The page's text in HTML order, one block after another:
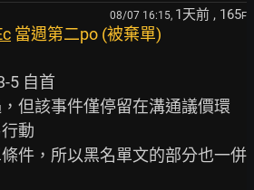
08/07 16:15, 1天前 , 165F
當週第二po (被棄單)
5 自首
但該事件僅停留在溝通議價環
動
件，所以黑名單文的部分也一併